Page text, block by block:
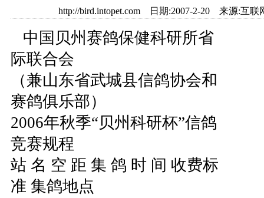
http://bird.intopet.com 日期:2007-2-20 来源:互
中国贝州赛鸽保健科研所省
际联合会
（兼山东省武城县信鸽协会和
赛鸽俱乐部）
2006年秋季“贝州科研杯”信鸽
竞赛规程
站 名 空 距 集 鸽 时 间 收费标
准 集鸽地点